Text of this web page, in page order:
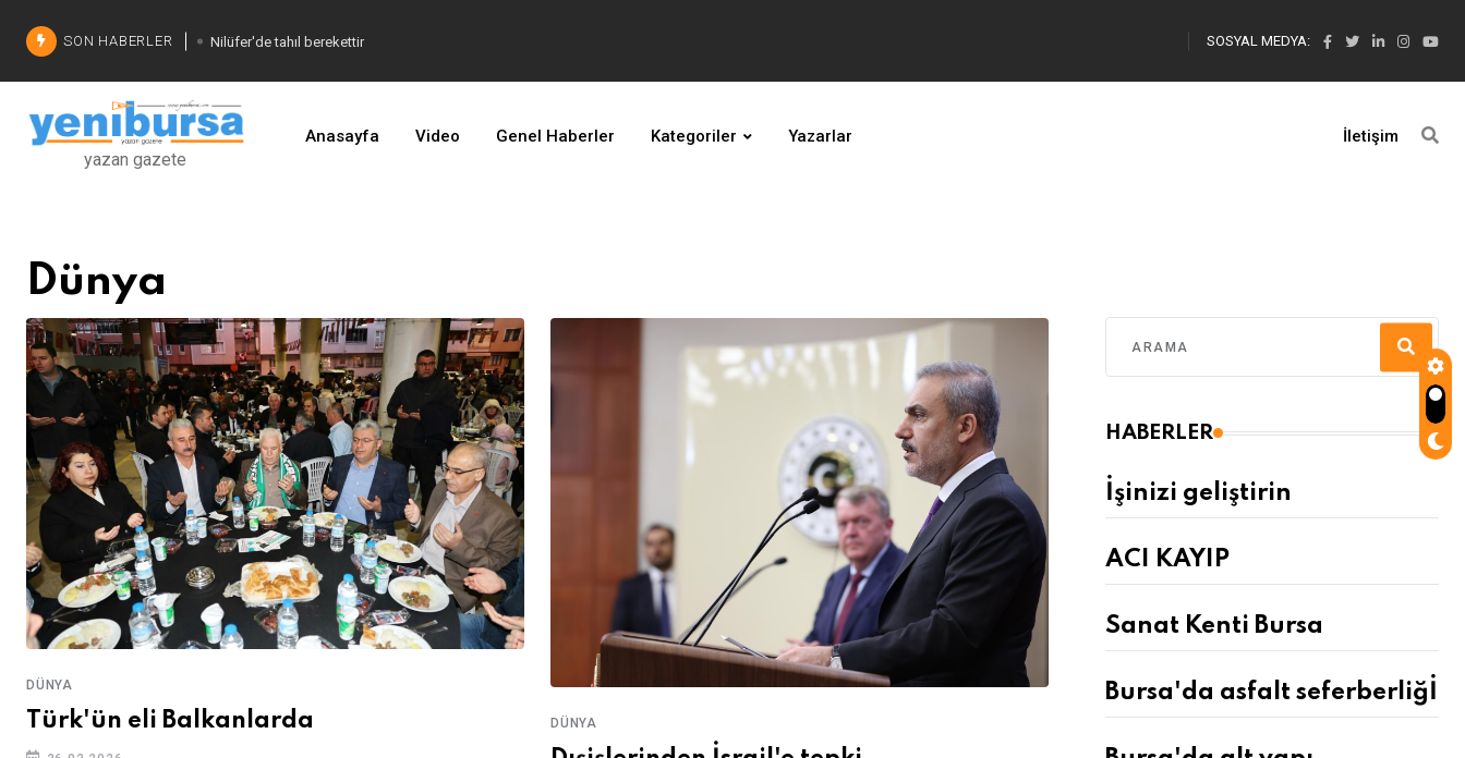
SON HABERLER Nilüfer'de tahıl berekettir
Şadi Özdemir'den çözüm
İşinizi geliştirin
SOSYAL MEDYA:
yazan gazete
Anasayfa Video Genel Haberler Kategoriler Yazarlar İletişim
Dünya
DÜNYA
Türk'ün eli Balkanlarda DÜNYA
HABERLER
İşinizi geliştirin
ACI KAYIP
Sanat Kenti Bursa
Bursa'da asfalt seferberliğİ